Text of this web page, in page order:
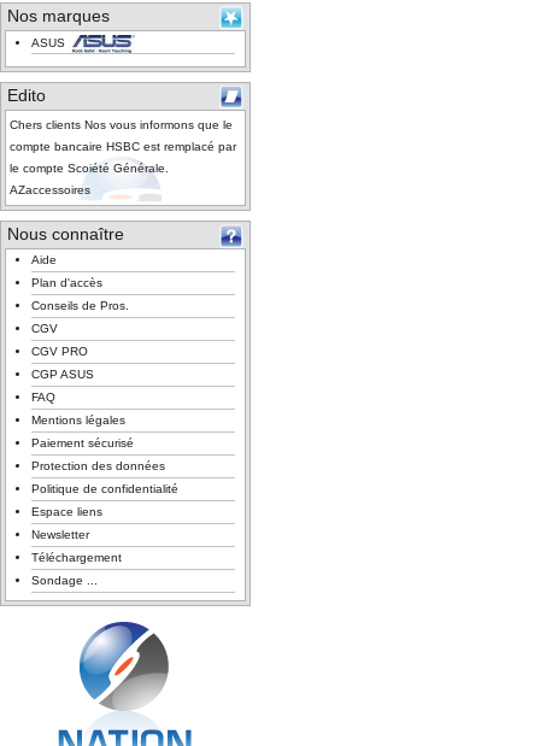
Nos marques
ASUS
Edito
Chers clients Nos vous informons que le
compte bancaire HSBC est remplacé par
le compte Scoiété Générale.
AZaccessoires
Nous connaître
Aide
Plan d'accès
Conseils de Pros.
CGV
CGV PRO
CGP ASUS
FAQ
Mentions légales
Paiement sécurisé
Protection des données
Politique de confidentialité
Espace liens
Newsletter
Téléchargement
Sondage ...